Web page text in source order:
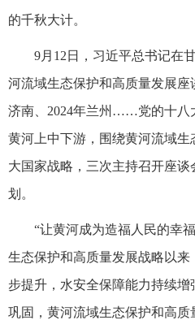
的千秋大计。
9月12日，习近平总书记在
河流域生态保护和高质量发展座
济南、2024年兰州……党的十八
黄河上中下游，围绕黄河流域
大国家战略，三次主持召开座
划。
“让黄河成为造福人民的幸
生态保护和高质量发展战略以
步提升，水安全保障能力持续
巩固，黄河流域生态保护和高质